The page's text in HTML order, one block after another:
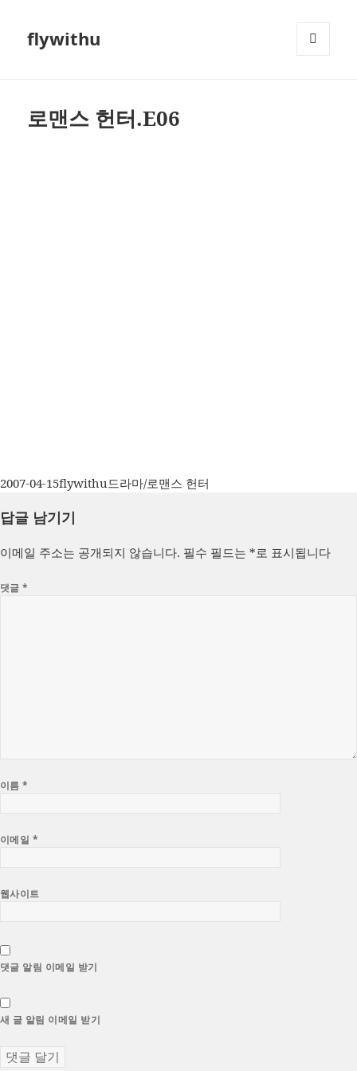
flywithu
로맨스 헌터.E06
작
일
2007-04-15글
이
flywithu 카
드라마/로맨스 헌터
답글 남기기
이메일 주소는 공개되지 않습니다. 필수 필드는 *로 표시됩니다
댓글*
이름*
이메일 *
웹사이트
댓글 알림 이메일 받기
새 글 알림 이메일 받기